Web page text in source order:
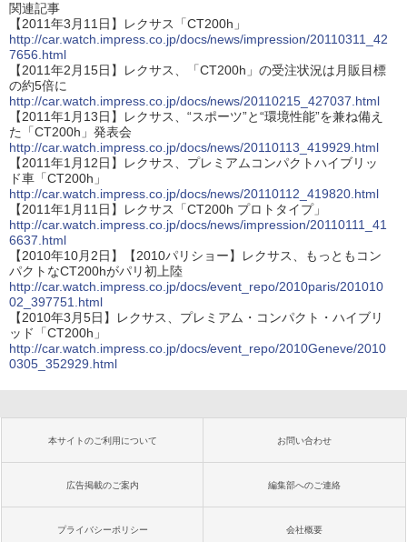
関連記事
【2011年3月11日】レクサス「CT200h」
http://car.watch.impress.co.jp/docs/news/impression/20110311_42
7656.html
【2011年2月15日】レクサス、「CT200h」の受注状況は月販目標
の約5倍に
http://car.watch.impress.co.jp/docs/news/20110215_427037.html
【2011年1月13日】レクサス、“スポーツ”と“環境性能”を兼ね備え
た「CT200h」発表会
http://car.watch.impress.co.jp/docs/news/20110113_419929.html
【2011年1月12日】レクサス、プレミアムコンパクトハイブリッ
ド車「CT200h」
http://car.watch.impress.co.jp/docs/news/20110112_419820.html
【2011年1月11日】レクサス「CT200h プロトタイプ」
http://car.watch.impress.co.jp/docs/news/impression/20110111_41
6637.html
【2010年10月2日】【2010パリショー】レクサス、もっともコン
パクトなCT200hがパリ初上陸
http://car.watch.impress.co.jp/docs/event_repo/2010paris/201010
02_397751.html
【2010年3月5日】レクサス、プレミアム・コンパクト・ハイブリ
ッド「CT200h」
http://car.watch.impress.co.jp/docs/event_repo/2010Geneve/2010
0305_352929.html
本サイトのご利用について お問い合わせ
広告掲載のご案内 編集部へのご連絡
プライバシーポリシー 会社概要